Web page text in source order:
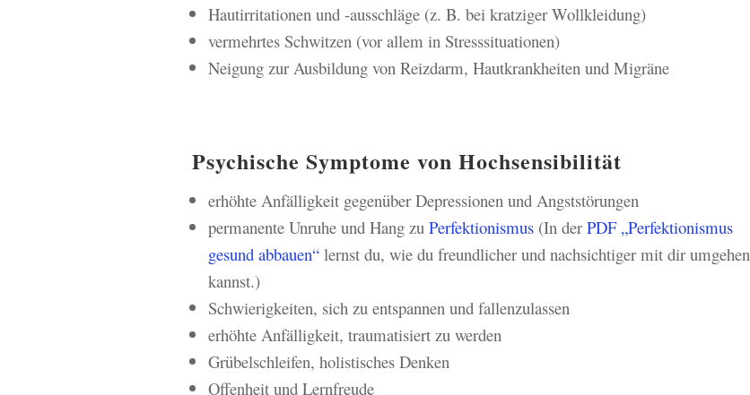
Hautirritationen und -ausschläge (z. B. bei kratziger Wollkleidung)
vermehrtes Schwitzen (vor allem in Stresssituationen)
Neigung zur Ausbildung von Reizdarm, Hautkrankheiten und Migräne
Psychische Symptome von Hochsensibilität
erhöhte Anfälligkeit gegenüber Depressionen und Angststörungen
permanente Unruhe und Hang zuPerfektionismus (In derPDF „Perfektionismus
gesund abbauen“ lernst du, wie du freundlicher und nachsichtiger mit dir umgehen
kannst.)
Schwierigkeiten, sich zu entspannen und fallenzulassen
erhöhte Anfälligkeit, traumatisiert zu werden
Grübelschleifen, holistisches Denken
Offenheit und Lernfreude